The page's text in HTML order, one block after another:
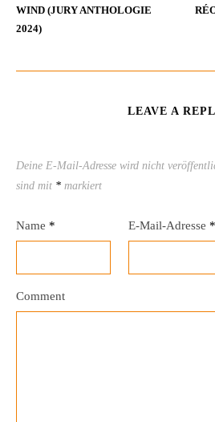
WIND (JURY ANTHOLOGIE
2024)
LEAVE A
Deine E-Mail-Adresse wird nicht
sind mit * markiert
Name * E-Mail-Adresse *
Comment